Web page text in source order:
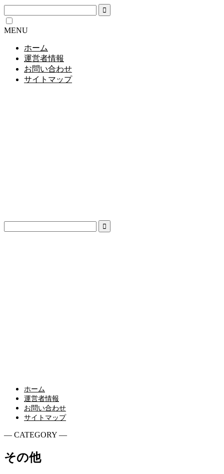
MENU
ホーム
運営者情報
お問い合わせ
サイトマップ
ホーム
運営者情報
お問い合わせ
サイトマップ
― CATEGORY ―
その他